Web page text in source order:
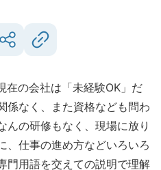
の会社は「未経験OK」だ
係なく、また資格なども問わ
んの研修もなく、現場に放り
、仕事の進め方などいろいろ
門用語を交えての説明で理解